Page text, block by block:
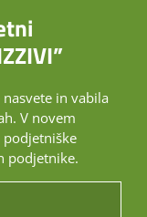
in vabila
V novem
podjetnike.